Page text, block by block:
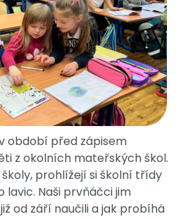
období před zápisem
z okolních mateřských škol.
prohlížejí si školní třídy
lavic. Naši prvňáčci jim
od září naučili a jak probíhá